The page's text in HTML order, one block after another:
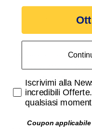
Alimentatore da
per telecamere 12V
PS1213A
9,76 € 9,47 €
Accetta di
Iscrivimi alla
incredibili
qualsiasi
Coupon